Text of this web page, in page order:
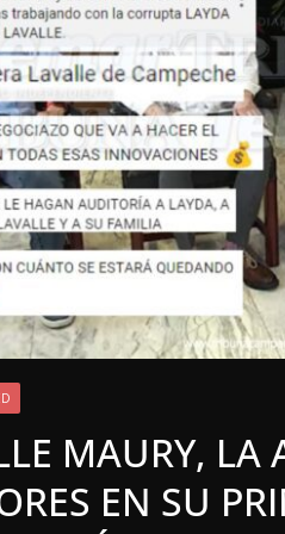
MAURY, LA
EN SU
LOCALES
7 agosto, 2026